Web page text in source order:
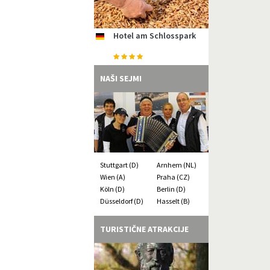
de Hotel am Schlosspark
de Strandhotel Bene
de Hotel Aquamarin
de Ostseehotel Dierhagen
Gästehaus Uthörn
de Hotel Inselfriede
NAŠI SEJMI
Stuttgart (D)
Arnhem (NL)
Wien (A)
Praha (CZ)
Köln (D)
Berlin (D)
Düsseldorf (D)
Hasselt (B)
TURISTIČNE ATRAKCIJE